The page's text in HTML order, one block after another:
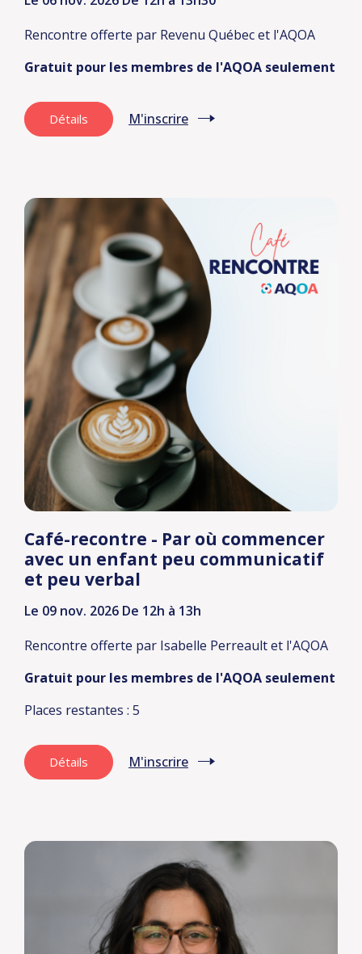
Rencontre offerte par Revenu Québec et l'AQOA
Gratuit pour les membres de l'AQOA seulement
Détails M'inscrire
Café-recontre - Par où commencer
avec un enfant peu communicatif
et peu verbal
Le 09 nov. 2026 De 12h à 13h
Rencontre offerte par Isabelle Perreault et l'AQOA
Gratuit pour les membres de l'AQOA seulement
Places restantes : 5
Détails M'inscrire